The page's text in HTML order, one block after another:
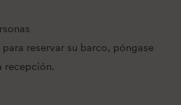
reservar su barco, póngase
recepción.